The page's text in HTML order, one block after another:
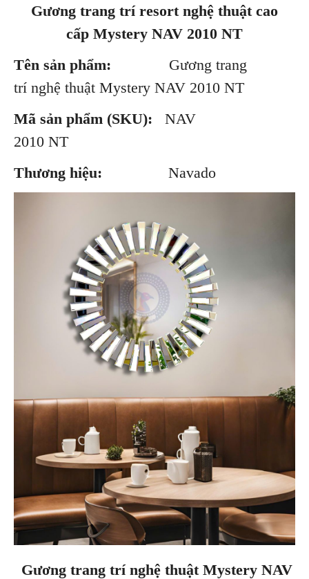
Gương trang trí resort nghệ thuật cao
cấp Mystery NAV 2010 NT
Tên sản phẩm: Gương trang
trí nghệ thuật Mystery NAV 2010 NT
Mã sản phẩm (SKU):
NAV
2010 NT
Thương hiệu: Navado
Gương trang trí nghệ thuật Mystery NAV